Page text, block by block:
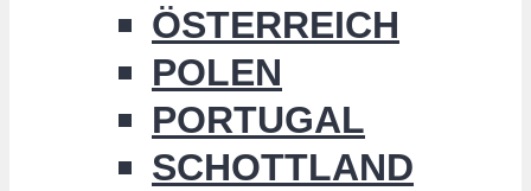
ÖSTERREICH
POLEN
PORTUGAL
SCHOTTLAND